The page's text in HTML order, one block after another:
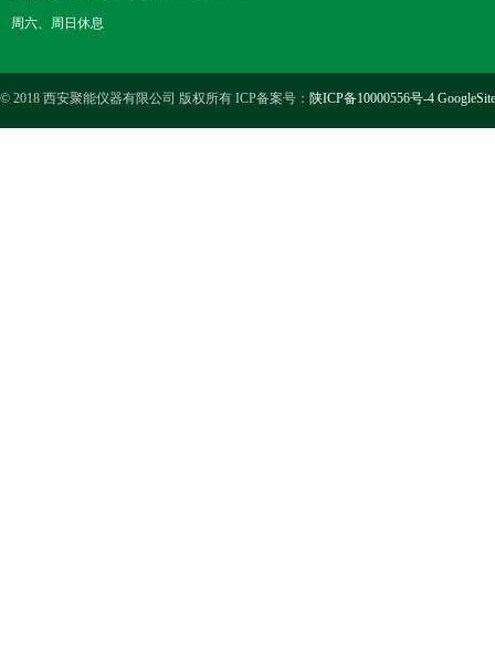
周六、周日休息
© 2018 西安聚能仪器有限公司 版权所有 ICP备案号： 陕ICP备10000556号-4